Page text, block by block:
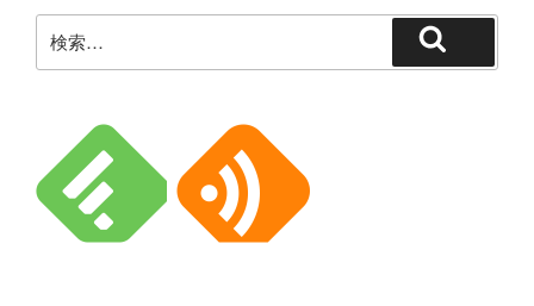
索:
索